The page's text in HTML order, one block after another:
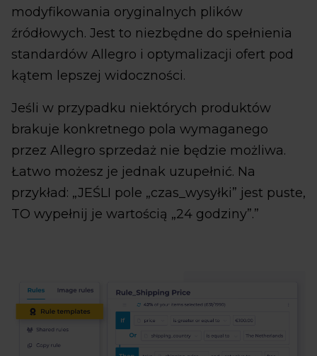
modyfikowania oryginalnych plików
źródłowych. Jest to niezbędne do spełnienia
standardów Allegro i optymalizacji ofert pod
kątem lepszej widoczności.
Jeśli w przypadku niektórych produktów
brakuje konkretnego pola wymaganego
przez Allegro sprzedaż nie będzie możliwa.
Łatwo możesz je jednak uzupełnić. Na
przykład: „JEŚLI pole „czas_wysyłki” jest puste,
TO wypełnij je wartością „24 godziny”.”